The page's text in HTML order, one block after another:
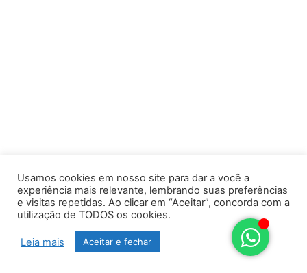
Usamos cookies em nosso site para dar a você a
experiência mais relevante, lembrando suas preferências
e visitas repetidas. Ao clicar em “Aceitar”, concorda com a
utilização de TODOS os cookies.
Leia mais Aceitar e fechar